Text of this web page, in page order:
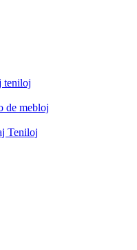
teniloj
de mebloj
Teniloj